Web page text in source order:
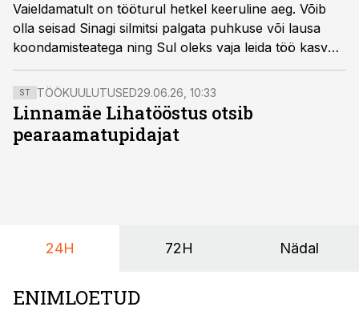
Vaieldamatult on tööturul hetkel keeruline aeg. Võib
olla seisad Sinagi silmitsi palgata puhkuse või lausa
koondamisteatega ning Sul oleks vaja leida töö kasvõi
paariks kuuks. Sellisel juhul peaksid pöörama pilgu
just ajutise või hooajatöö tööpakkumiste poole.
Praktilised soovitused, kust ja kuidas ajutise töökoha
otsinguid alustada.
ST TÖÖKUULUTUSED29.06.26, 10:33
Linnamäe Lihatööstus otsib
pearaamatupidajat
24H 72H Nädal
ENIMLOETUD